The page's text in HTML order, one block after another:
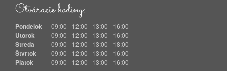
Otváracie hodiny:
Pondelok 09:00 - 12:00 13:00 - 16:00
Utorok 09:00 - 12:00 13:00 - 16:00
Streda 09:00 - 12:00 13:00 - 18:00
Štvrtok 09:00 - 12:00 13:00 - 16:00
Piatok 09:00 - 12:00 13:00 - 16:00